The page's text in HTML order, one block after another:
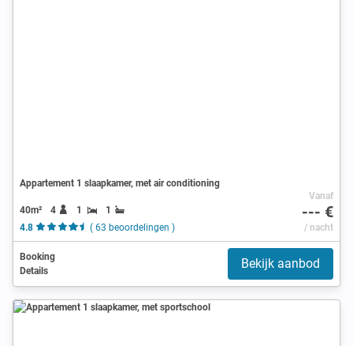
Appartement 1 slaapkamer, met air conditioning
40m² 4 1
1
4.8
( 63 beoordelingen )
Vanaf
--- €
/ nacht
Booking
Details
Bekijk aanbod